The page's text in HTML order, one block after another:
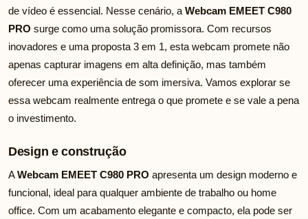
de vídeo é essencial. Nesse cenário, a Webcam EMEET C980
PRO surge como uma solução promissora. Com recursos
inovadores e uma proposta 3 em 1, esta webcam promete não
apenas capturar imagens em alta definição, mas também
oferecer uma experiência de som imersiva. Vamos explorar se
essa webcam realmente entrega o que promete e se vale a pena
o investimento.
Design e construção
AWebcam EMEET C980 PRO apresenta um design moderno e
funcional, ideal para qualquer ambiente de trabalho ou home
office. Com um acabamento elegante e compacto, ela pode ser